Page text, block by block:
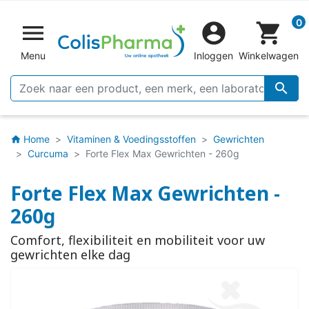

Menu


Inloggen
shopping_cart 0
Winkelwagen
home Home Vitaminen & Voedingsstoffen
Gewrichten
Curcuma
Forte Flex Max Gewrichten - 260g
Forte Flex Max Gewrichten -
260g
Comfort, flexibiliteit en mobiliteit voor uw
gewrichten elke dag